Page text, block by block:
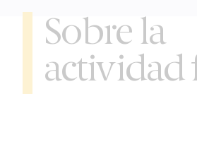
Sobre la
actividad